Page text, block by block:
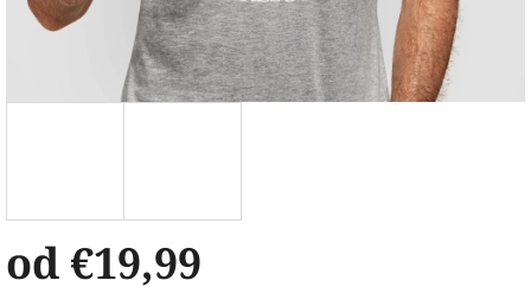
od €19,99